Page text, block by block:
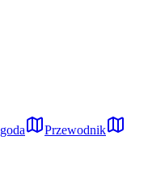
Przewodnik